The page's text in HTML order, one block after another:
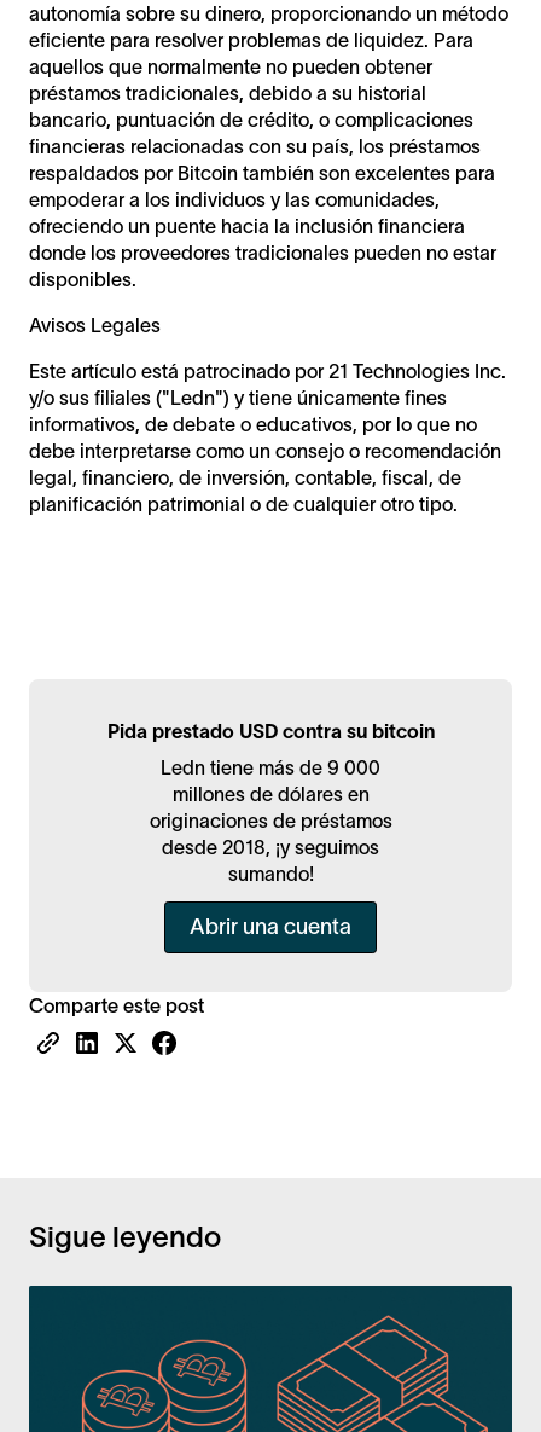
Pida prestado USD contra su bitcoin
Ledn tiene más de 9 000
millones de dólares en
originaciones de préstamos
desde 2018, ¡y seguimos
sumando!
Abrir una cuenta
Comparte este post
autonomía sobre su dinero, proporcionando un método
eficiente para resolver problemas de liquidez. Para
aquellos que normalmente no pueden obtener
préstamos tradicionales, debido a su historial
bancario, puntuación de crédito, o complicaciones
financieras relacionadas con su país, los préstamos
respaldados por Bitcoin también son excelentes para
empoderar a los individuos y las comunidades,
ofreciendo un puente hacia la inclusión financiera
donde los proveedores tradicionales pueden no estar
disponibles.
Avisos Legales
Este artículo está patrocinado por 21 Technologies Inc.
y/o sus filiales ("Ledn") y tiene únicamente fines
informativos, de debate o educativos, por lo que no
debe interpretarse como un consejo o recomendación
legal, financiero, de inversión, contable, fiscal, de
planificación patrimonial o de cualquier otro tipo.
Sigue leyendo